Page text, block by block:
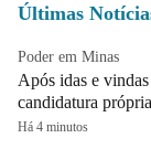
Últimas
Poder em Minas
Após idas e
candidatura
Há 4 minutos